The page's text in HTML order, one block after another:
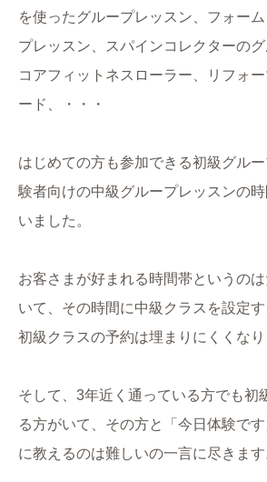
を使ったグループレッスン、フォー
プレッスン、スパインコレクターのグ
コアフィットネスローラー、リフォ
ード、・・・
はじめての方も参加できる初級グル
験者向けの中級グループレッスンの
いました。
お客さまが好まれる時間帯というの
いて、その時間に中級クラスを設定
初級クラスの予約は埋まりにくくなり
そして、3年近く通っている方でも初
る方がいて、その方と「今日体験で
に教えるのは難しいの一言に尽きます